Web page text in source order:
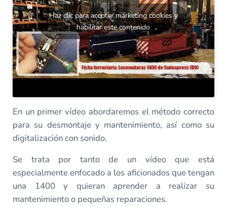
Haz clic para aceptar márketing cookies y
habilitar este contenido
En un primer vídeo abordaremos el método correcto
para su desmontaje y mantenimiento, así como su
digitalización con sonido.
Se trata por tanto de un vídeo que está
especialmente enfocado a los aficionados que tengan
una 1400 y quieran aprender a realizar su
mantenimiento o pequeñas reparaciones.